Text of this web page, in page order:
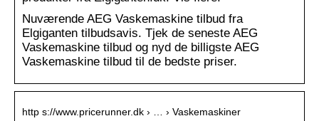
Nuværende AEG Vaskemaskine tilbud fra
Elgiganten tilbudsavis. Tjek de seneste AEG
Vaskemaskine tilbud og nyd de billigste AEG
Vaskemaskine tilbud til de bedste priser.
http s://www.pricerunner.dk › … › Vaskemaskiner